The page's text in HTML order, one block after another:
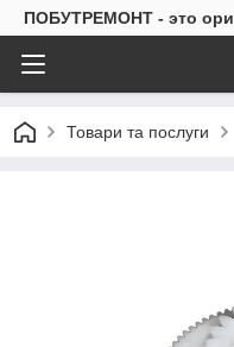
ПОБУТРЕМОНТ - это
Товари та послуги